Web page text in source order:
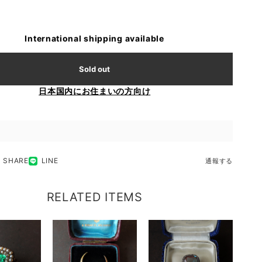
International shipping available
Sold out
日本国内にお住まいの方向け
SHARE LINE 通報する
RELATED ITEMS